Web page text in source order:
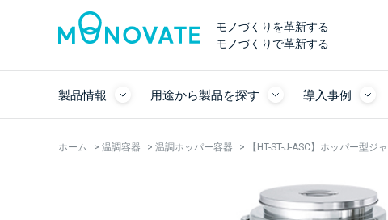
モノづくりを革新する
モノづくりで革新する
製品情報 用途から製品を探す 導入事例
ホーム > 温調容器 > 温調ホッパー容器 > 【HT-ST-J-ASC】ホッパー型ジ